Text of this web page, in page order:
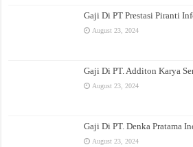
Gaji Di PT Prestasi Piranti
August 23, 2024
Gaji Di PT. Additon Karya
August 23, 2024
Gaji Di PT. Denka Pratama
August 23, 2024